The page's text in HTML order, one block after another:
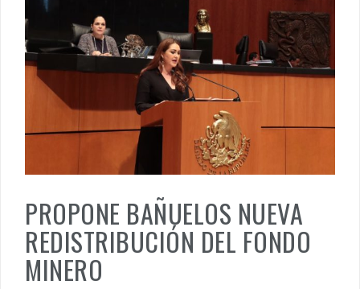
PROPONE BAÑUELOS NUEVA
REDISTRIBUCIÓN DEL FONDO
MINERO